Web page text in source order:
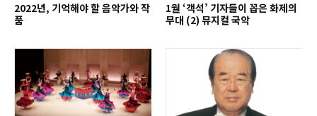
2022년, 기억해야 할 음악가와 작
품
1월 ‘객석’ 기자들이 꼽은 화제의
무대 (2) 뮤지컬 국악